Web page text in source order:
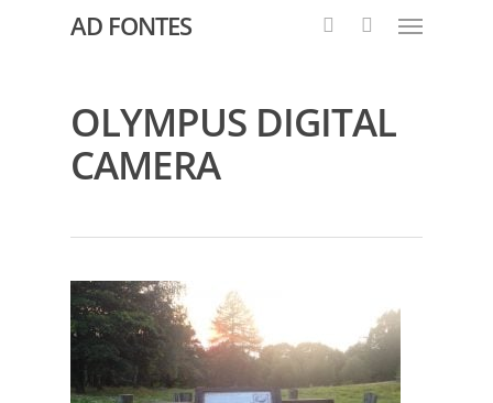
AD FONTES
OLYMPUS DIGITAL
CAMERA